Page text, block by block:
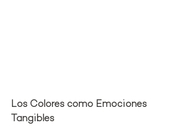
Los Colores como Emociones
Tangibles